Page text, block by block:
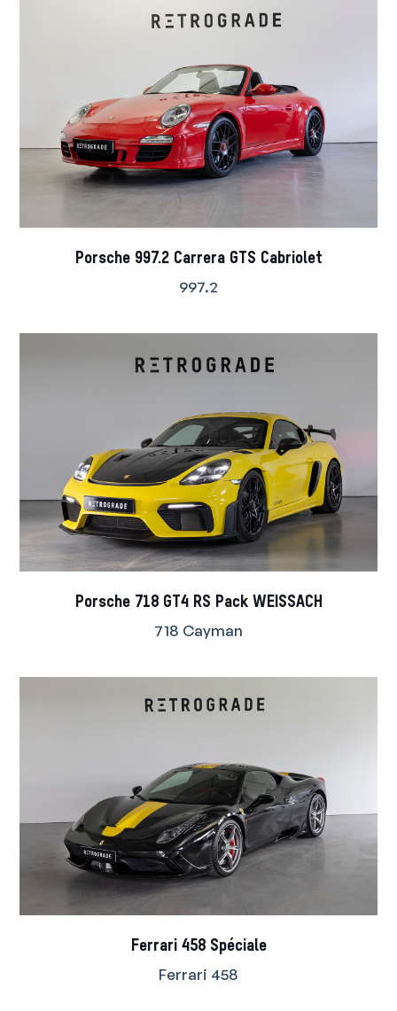
Porsche 997.2 Carrera GTS Cabriolet
997.2
Porsche 718 GT4 RS Pack WEISSACH
718 Cayman
Ferrari 458 Spéciale
Ferrari 458